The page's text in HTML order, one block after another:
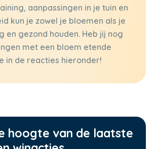
aanpassingen in je tuin en
kun je zowel je bloemen als je
en gezond houden. Heb jij nog
met een bloem etende
in de reacties hieronder!
hoogte van de laatste